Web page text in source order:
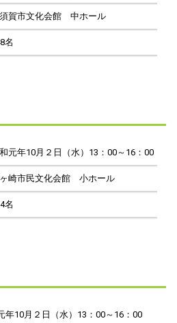
賀市文化会館 中ホール
名
元年10月２日（水）13：00～16：00
崎市民文化会館 小ホール
名
年10月２日（水）13：00～16：00